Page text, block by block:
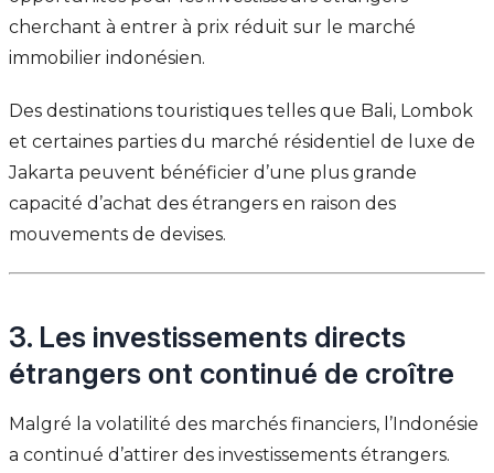
cherchant à entrer à prix réduit sur le marché
immobilier indonésien.
Des destinations touristiques telles que Bali, Lombok
et certaines parties du marché résidentiel de luxe de
Jakarta peuvent bénéficier d’une plus grande
capacité d’achat des étrangers en raison des
mouvements de devises.
3. Les investissements directs
étrangers ont continué de croître
Malgré la volatilité des marchés financiers, l’Indonésie
a continué d’attirer des investissements étrangers.